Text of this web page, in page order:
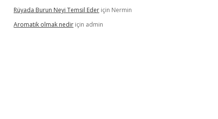
Rüyada Burun Neyi Temsil Eder için Nermin
Aromatik olmak nedir için admin